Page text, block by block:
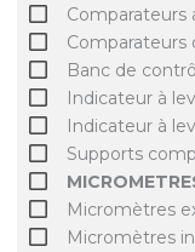
Comparateurs
Comparateurs
Banc de
Indicateur à
Indicateur à
Supports
Micromètres
Micromètres